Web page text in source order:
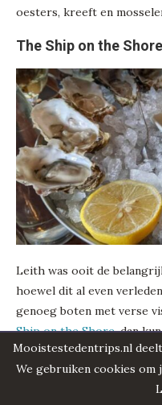
oesters, kreeft en
The Ship on the Shore
Leith was ooit de
hoewel dit al even
genoeg boten met verse
Ship on the Shore, dan
en zeevruchten. Bestel
jezelf op fruits-de-mer.
Mooistestedentrips.nl
We gebruiken cookies om